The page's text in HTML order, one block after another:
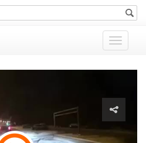
Показать
меню